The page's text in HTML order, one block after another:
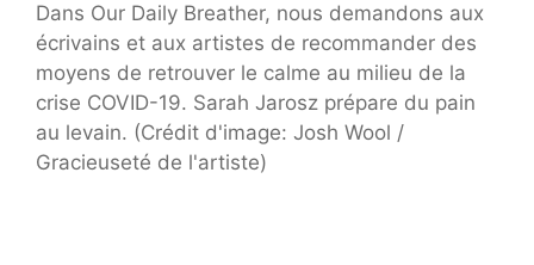
Dans Our Daily Breather, nous demandons aux
écrivains et aux artistes de recommander des
moyens de retrouver le calme au milieu de la
crise COVID-19. Sarah Jarosz prépare du pain
au levain. (Crédit d'image: Josh Wool /
Gracieuseté de l'artiste)